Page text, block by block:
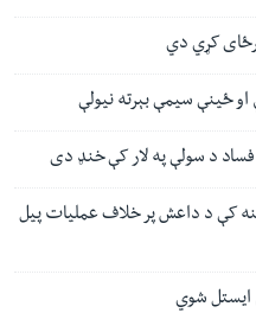
کړي دي
فساد د سولې په لار کې خنډ دی
کې د داعش پر خلاف عملیات پیل
ایستل شوي